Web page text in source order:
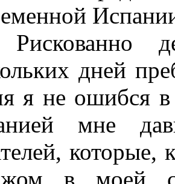
Рискованно
дней
я не ошибся в
мне
которые,